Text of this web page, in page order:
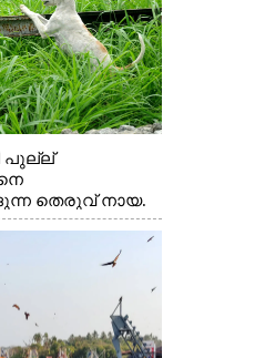
പുല്ല്
തെരുവ് നായ.
നിന്നുള്ള